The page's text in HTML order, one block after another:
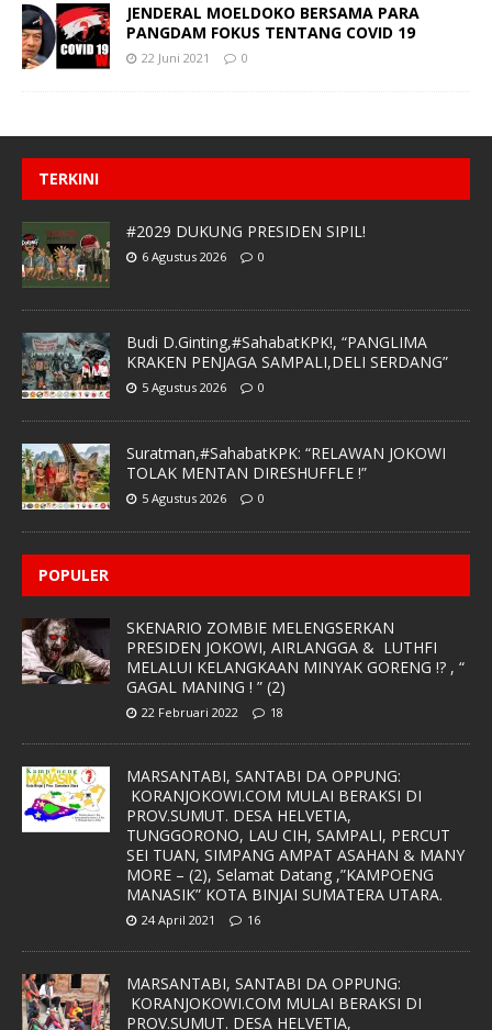
JENDERAL MOELDOKO BERSAMA PARA
PANGDAM FOKUS TENTANG COVID 19
22 Juni 2021 0
TERKINI
#2029 DUKUNG PRESIDEN SIPIL!
6 Agustus 2026 0
Budi D.Ginting,#SahabatKPK!, “PANGLIMA
KRAKEN PENJAGA SAMPALI,DELI SERDANG”
5 Agustus 2026 0
Suratman,#SahabatKPK: “RELAWAN JOKOWI
TOLAK MENTAN DIRESHUFFLE !”
5 Agustus 2026 0
POPULER
SKENARIO ZOMBIE MELENGSERKAN
PRESIDEN JOKOWI, AIRLANGGA & LUTHFI
MELALUI KELANGKAAN MINYAK GORENG !? , “
GAGAL MANING ! ” (2)
22 Februari 2022 18
MARSANTABI, SANTABI DA OPPUNG:
KORANJOKOWI.COM MULAI BERAKSI DI
PROV.SUMUT. DESA HELVETIA,
TUNGGORONO, LAU CIH, SAMPALI, PERCUT
SEI TUAN, SIMPANG AMPAT ASAHAN & MANY
MORE – (2), Selamat Datang ,”KAMPOENG
MANASIK” KOTA BINJAI SUMATERA UTARA.
24 April 2021 16
MARSANTABI, SANTABI DA OPPUNG:
KORANJOKOWI.COM MULAI BERAKSI DI
PROV.SUMUT. DESA HELVETIA,